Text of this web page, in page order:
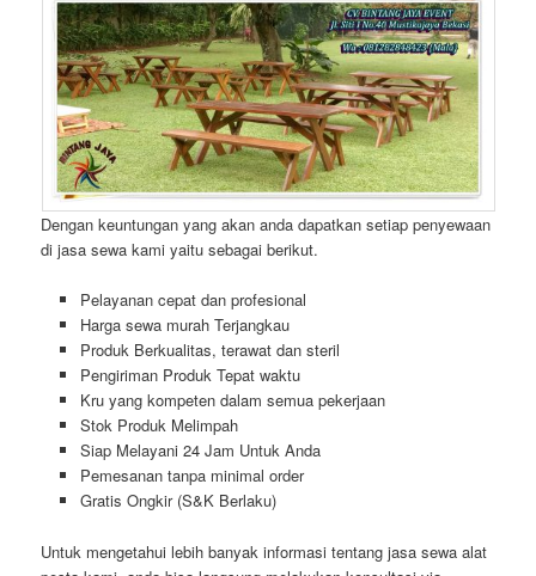
Dengan keuntungan yang akan anda dapatkan setiap penyewaan
di jasa sewa kami yaitu sebagai berikut.
Pelayanan cepat dan profesional
Harga sewa murah Terjangkau
Produk Berkualitas, terawat dan steril
Pengiriman Produk Tepat waktu
Kru yang kompeten dalam semua pekerjaan
Stok Produk Melimpah
Siap Melayani 24 Jam Untuk Anda
Pemesanan tanpa minimal order
Gratis Ongkir (S&K Berlaku)
Untuk mengetahui lebih banyak informasi tentang jasa sewa alat